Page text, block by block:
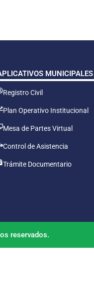
MUNICIPALES
Registro Civil
Plan Operativo Institucional
Mesa de Partes Virtual
Control de Asistencia
Trámite Documentario
reservados.